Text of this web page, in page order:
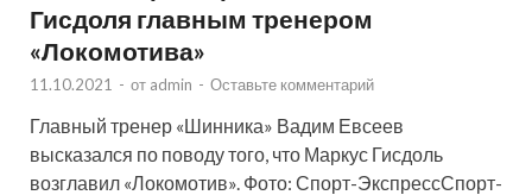
Гисдоля главным тренером
«Локомотива»
11.10.2021 - от admin - Оставьте комментарий
Главный тренер «Шинника» Вадим Евсеев
высказался по поводу того, что Маркус Гисдоль
возглавил «Локомотив». Фото: Спорт-ЭкспрессСпорт-